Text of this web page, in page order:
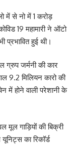
में से नो में 1 करोड़
19 महामारी ने ऑटो
प्रभावित हुई थी।
ग्रुप जर्मनी की कार
9.2 मिलियन कारो की
में होने वाली परेशानी के
मूल गाड़ियों की बिक्री
का रिकॉर्ड